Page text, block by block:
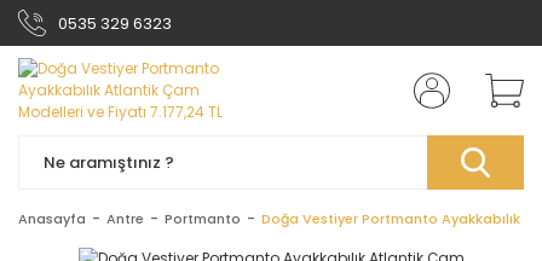
0535 329 6323
Anasayfa Antre Portmanto Doğa Vestiyer Portmanto Ayakkabılık